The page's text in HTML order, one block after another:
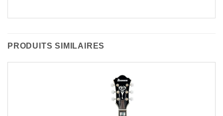
PRODUITS SIMILAIRES